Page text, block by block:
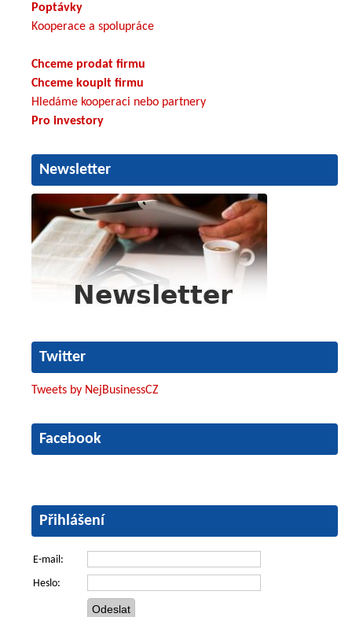
Poptávky
Kooperace a spolupráce
Chceme prodat firmu
Chceme koupit firmu
Hledáme kooperaci nebo partnery
Pro investory
Newsletter
Twitter
Tweets by NejBusinessCZ
Facebook
Přihlášení
E-mail:
Heslo: